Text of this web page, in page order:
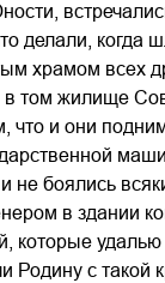
делали, когда
храмом всех
в том жилище
и они
боялись
в здании
Родину с